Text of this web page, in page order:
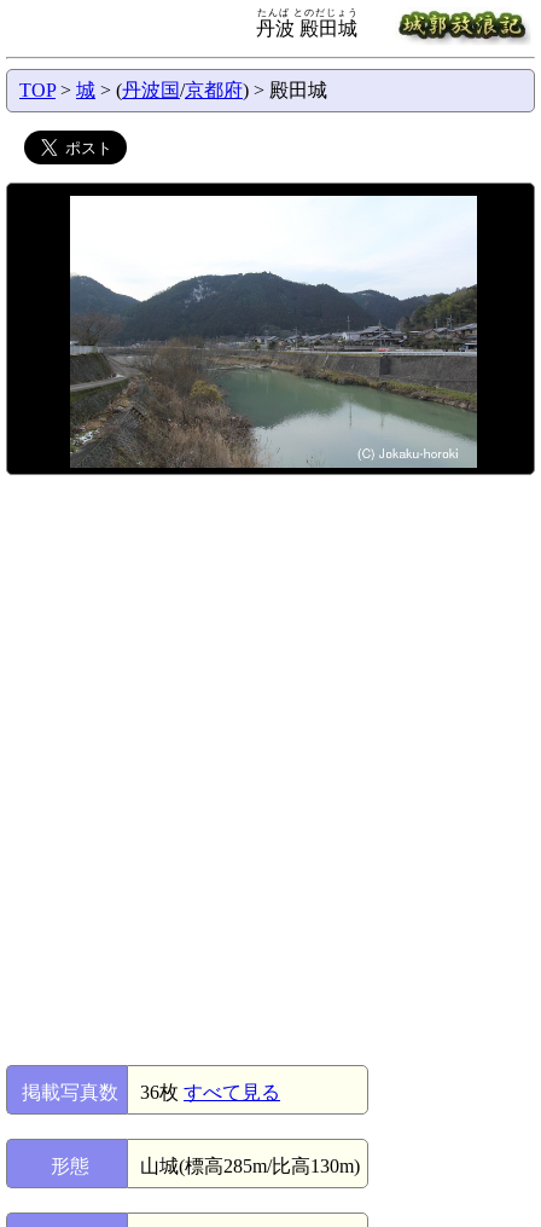
丹波 殿田城
たんば とのだじょう
TOP> 城 > (丹波国/京都府) > 殿田城
掲載写真数 36枚 すべて見る
形態 山城(標高285m/比高130m)